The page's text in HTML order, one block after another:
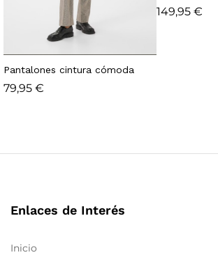
Pantalones cintura cómoda
79,95 €
149,95 €
Enlaces de Interés
Inicio